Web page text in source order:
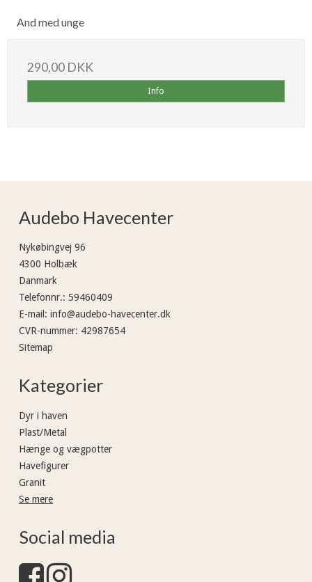
And med unge
290,00 DKK
Info
Audebo Havecenter
Nykøbingvej 96
4300 Holbæk
Danmark
Telefonnr.: 59460409
E-mail : info@audebo-havecenter.dk
CVR-nummer: 42987654
Sitemap
Kategorier
Dyr i haven
Plast/Metal
Hænge og vægpotter
Havefigurer
Granit
Se mere
Social media